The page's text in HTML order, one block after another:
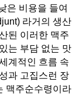
은 비용을 들여
라거의 생산
된 이러한 맥주
는 부담 없는 맛
계적인 흐름 속
과 고집스런 장
맥주순수령이라